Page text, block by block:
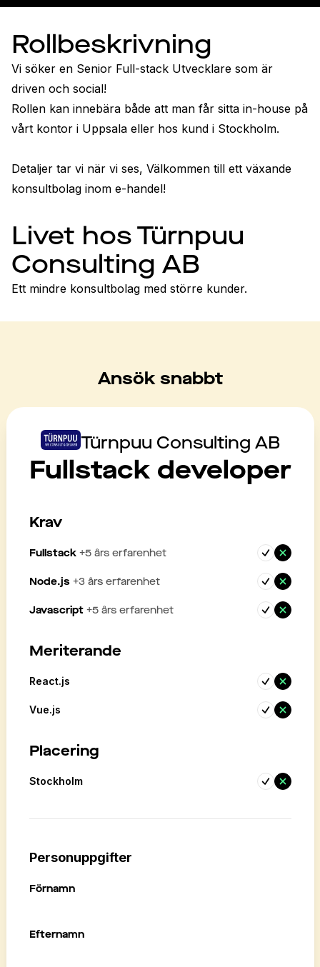
Rollbeskrivning
Vi söker en Senior Full-stack Utvecklare som är
driven och social!
Rollen kan innebära både att man får sitta in-house på
vårt kontor i Uppsala eller hos kund i Stockholm.
Detaljer tar vi när vi ses, Välkommen till ett växande
konsultbolag inom e-handel!
Livet hos Türnpuu
Consulting AB
Ett mindre konsultbolag med större kunder.
Ansök snabbt
Türnpuu Consulting AB
Fullstack developer
Krav
Fullstack +5 års erfarenhet
Node.js +3 års erfarenhet
Javascript +5 års erfarenhet
Meriterande
React.js
Vue.js
Placering
Stockholm
Personuppgifter
Förnamn
Efternamn